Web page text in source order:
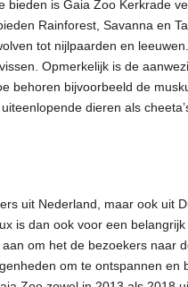
is Gaia Zoo Kerkrade
Rainforest, Savanna en
tot nijlpaarden en
Opmerkelijk is de
behoren bijvoorbeeld de
dieren als
uit Nederland, maar ook uit
is dan ook voor een
om het de bezoekers naar
om te ontspannen en